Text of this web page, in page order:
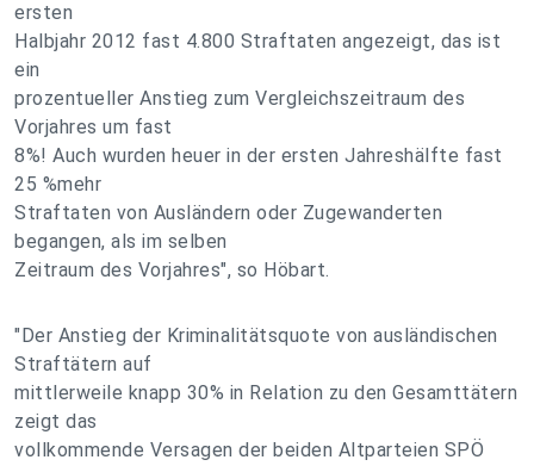
ersten
Halbjahr 2012 fast 4.800 Straftaten angezeigt, das ist
ein
prozentueller Anstieg zum Vergleichszeitraum des
Vorjahres um fast
8%! Auch wurden heuer in der ersten Jahreshälfte fast
25 %mehr
Straftaten von Ausländern oder Zugewanderten
begangen, als im selben
Zeitraum des Vorjahres", so Höbart.
"Der Anstieg der Kriminalitätsquote von ausländischen
Straftätern auf
mittlerweile knapp 30% in Relation zu den Gesamttätern
zeigt das
vollkommende Versagen der beiden Altparteien SPÖ